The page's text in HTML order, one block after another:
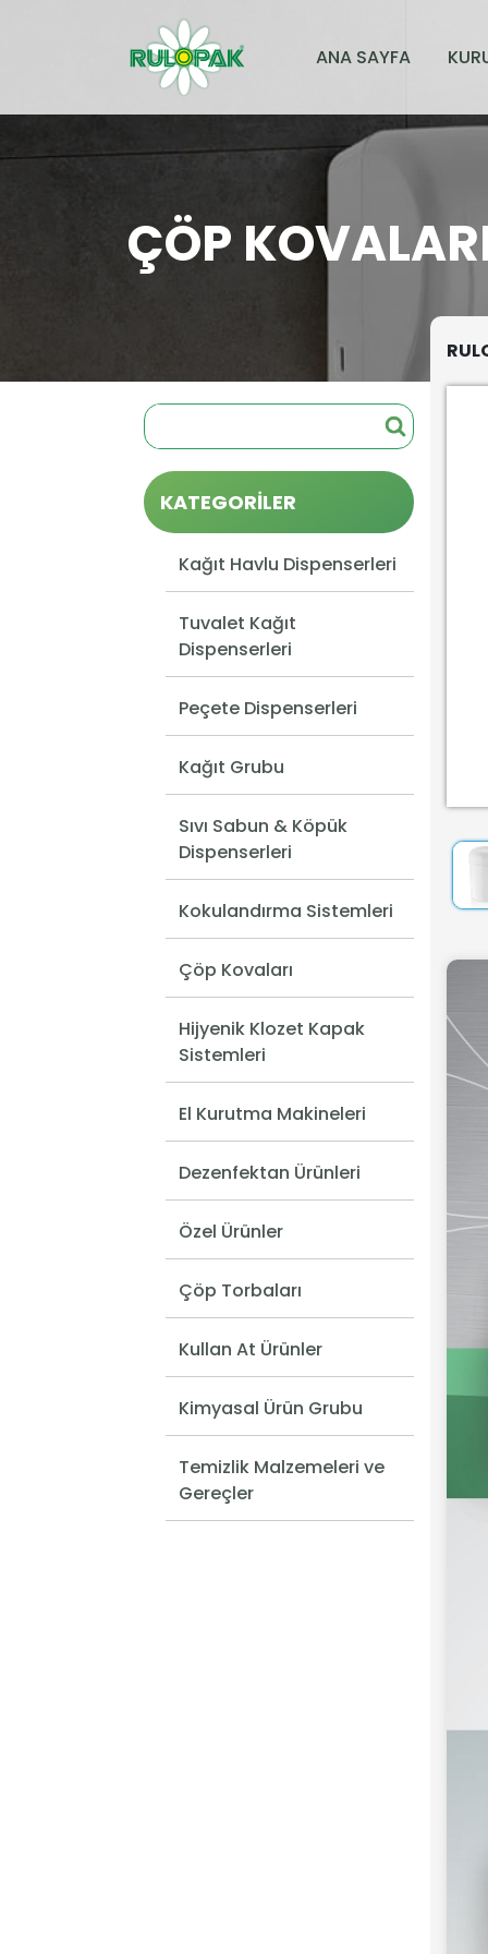
ANA SAYFA
ÇÖP
KATEGORİLER
Kağıt Havlu Dispenserleri
Tuvalet Kağıt
Dispenserleri
Peçete Dispenserleri
Kağıt Grubu
Sıvı Sabun & Köpük
Dispenserleri
Kokulandırma Sistemleri
Çöp Kovaları
Hijyenik Klozet Kapak
Sistemleri
El Kurutma Makineleri
Dezenfektan Ürünleri
Özel Ürünler
Çöp Torbaları
Kullan At Ürünler
Kimyasal Ürün Grubu
Temizlik Malzemeleri ve
Gereçler